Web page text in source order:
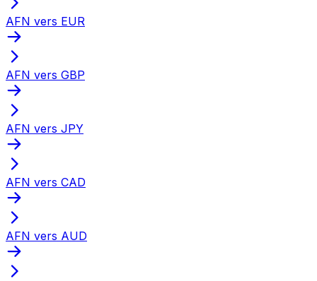
AFN vers EUR
AFN vers GBP
AFN vers JPY
AFN vers CAD
AFN vers AUD